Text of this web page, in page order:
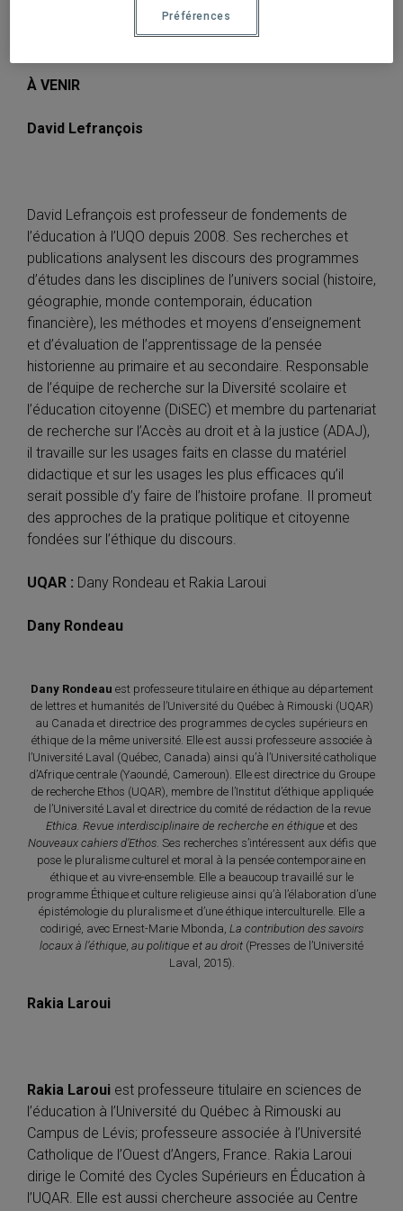
Stéphanie Demers
À VENIR
David Lefrançois
David Lefrançois est professeur de fondements de
l’éducation à l’UQO depuis 2008. Ses recherches et
publications analysent les discours des programmes
d’études dans les disciplines de l’univers social (histoire,
géographie, monde contemporain, éducation
financière), les méthodes et moyens d’enseignement
et d’évaluation de l’apprentissage de la pensée
historienne au primaire et au secondaire. Responsable
de l’équipe de recherche sur la Diversité scolaire et
l’éducation citoyenne (DiSEC) et membre du partenariat
de recherche sur l’Accès au droit et à la justice (ADAJ),
il travaille sur les usages faits en classe du matériel
didactique et sur les usages les plus efficaces qu’il
serait possible d’y faire de l’histoire profane. Il promeut
des approches de la pratique politique et citoyenne
fondées sur l’éthique du discours.
UQAR : Dany Rondeau et Rakia Laroui
Dany Rondeau
Dany Rondeau est professeure titulaire en éthique au département
de lettres et humanités de l’Université du Québec à Rimouski (UQAR)
au Canada et directrice des programmes de cycles supérieurs en
éthique de la même université. Elle est aussi professeure associée à
l’Université Laval (Québec, Canada) ainsi qu’à l’Université catholique
d’Afrique centrale (Yaoundé, Cameroun). Elle est directrice du Groupe
de recherche Ethos (UQAR), membre de l’Institut d’éthique appliquée
de l’Université Laval et directrice du comité de rédaction de la revue
Ethica. Revue interdisciplinaire de recherche en éthique et des
Nouveaux cahiers d’Ethos. Ses recherches s’intéressent aux défis que
pose le pluralisme culturel et moral à la pensée contemporaine en
éthique et au vivre-ensemble. Elle a beaucoup travaillé sur le
programme Éthique et culture religieuse ainsi qu’à l’élaboration d’une
épistémologie du pluralisme et d’une éthique interculturelle. Elle a
codirigé, avec Ernest-Marie Mbonda, La contribution des savoirs
locaux à l’éthique, au politique et au droit (Presses de l’Université
Laval, 2015).
Rakia Laroui
Rakia Laroui est professeure titulaire en sciences de
l’éducation à l’Université du Québec à Rimouski au
Campus de Lévis; professeure associée à l’Université
Catholique de l’Ouest d’Angers, France. Rakia Laroui
dirige le Comité des Cycles Supérieurs en Éducation à
l’UQAR. Elle est aussi chercheure associée au Centre
Préférences